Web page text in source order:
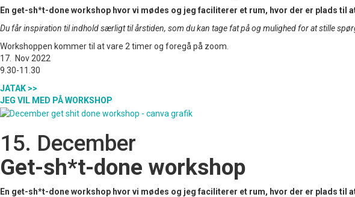
En get-sh*t-done workshop hvor vi mødes og jeg faciliterer et rum, hvor der er plads til
Du får inspiration til indhold særligt til årstiden, som du kan tage fat på og mulighed for at stille
Workshoppen kommer til at vare 2 timer og foregå på zoom.
17. Nov 2022
9.30-11.30
JATAK >>
JEG VIL MED PÅ WORKSHOP
15. December
Get-sh*t-done workshop
En get-sh*t-done workshop hvor vi mødes og jeg faciliterer et rum, hvor der er plads til